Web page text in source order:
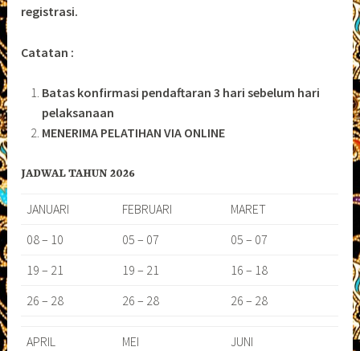
registrasi.
Catatan :
Batas konfirmasi pendaftaran 3 hari sebelum hari
pelaksanaan
MENERIMA PELATIHAN VIA ONLINE
JADWAL TAHUN 2026
JANUARI FEBRUARI
MARET
08 – 10
05 – 07
05 – 07
19 – 21
19 – 21
16 – 18
26 – 28
26 – 28 26 – 28
APRIL MEI
JUNI